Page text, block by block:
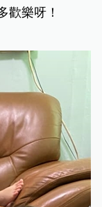
歡樂呀！